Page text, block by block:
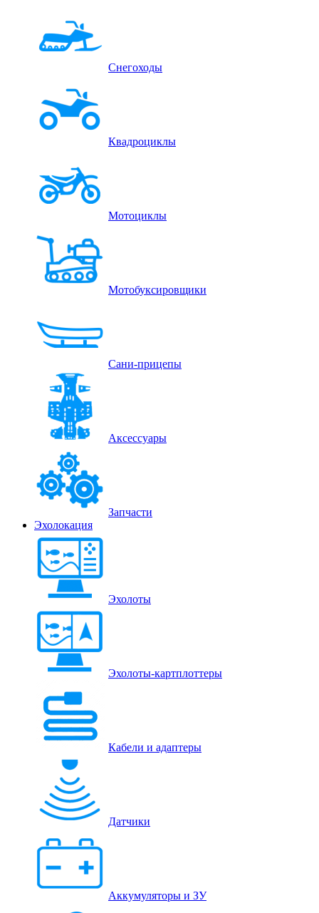
Снегоходы
Квадроциклы
Мотоциклы
Мотобуксировщики
Сани-прицепы
Аксессуары
Запчасти
Эхолокация
Эхолоты
Эхолоты-картплоттеры
Кабели и адаптеры
Датчики
Аккумуляторы и ЗУ